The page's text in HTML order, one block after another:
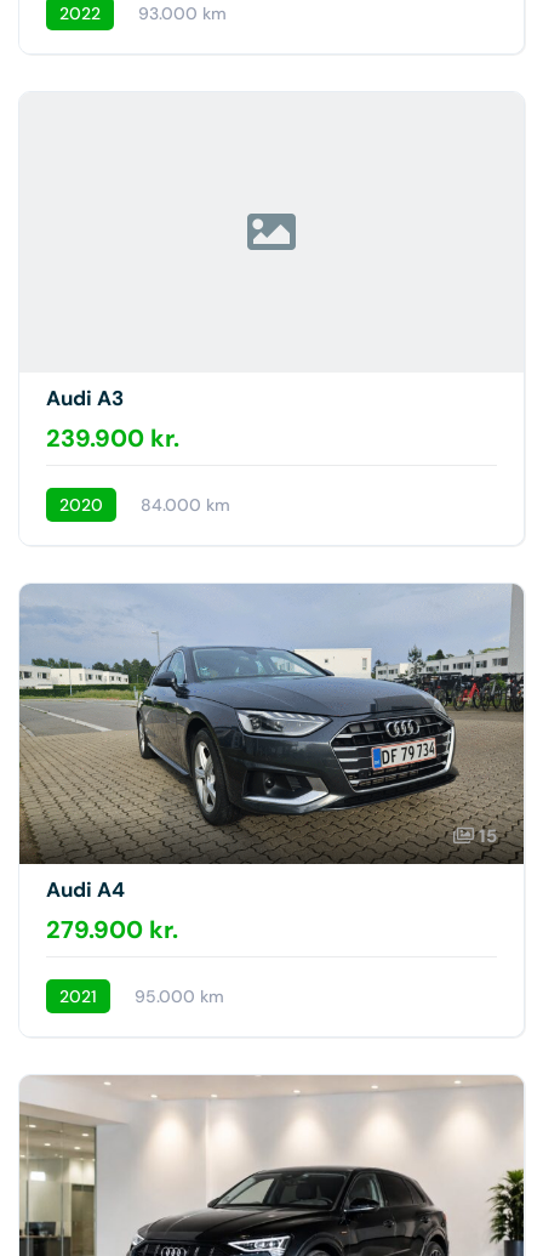
2022 93.000 km
Audi A3
239.900 kr.
2020 84.000 km
15
Audi A4
279.900 kr.
2021 95.000 km